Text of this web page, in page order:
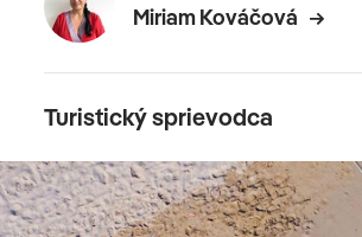
Miriam Kováčová
Turistický sprievodca